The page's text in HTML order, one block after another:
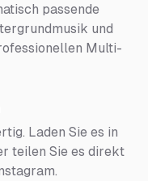
passende
und
Multi-
Laden Sie es in
teilen Sie es direkt